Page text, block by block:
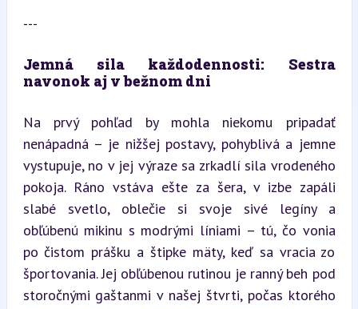
---
Jemná sila každodennosti: Sestra
navonok aj v bežnom dni
Na prvý pohľad by mohla niekomu pripadať
nenápadná – je nižšej postavy, pohyblivá a jemne
vystupuje, no v jej výraze sa zrkadlí sila vrodeného
pokoja. Ráno vstáva ešte za šera, v izbe zapáli
slabé svetlo, oblečie si svoje sivé legíny a
obľúbenú mikinu s modrými líniami – tú, čo vonia
po čistom prášku a štipke mäty, keď sa vracia zo
športovania. Jej obľúbenou rutinou je ranný beh pod
storočnými gaštanmi v našej štvrti, počas ktorého